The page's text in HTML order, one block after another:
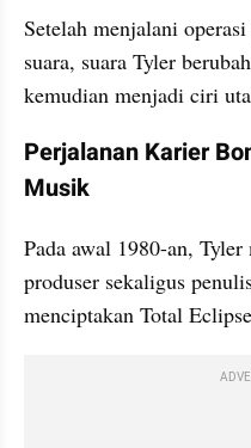
Setelah menjalani
suara, suara Tyler
kemudian menjadi ciri
Perjalanan Karier
Musik
Pada awal 1980-an,
produser sekaligus
menciptakan Total